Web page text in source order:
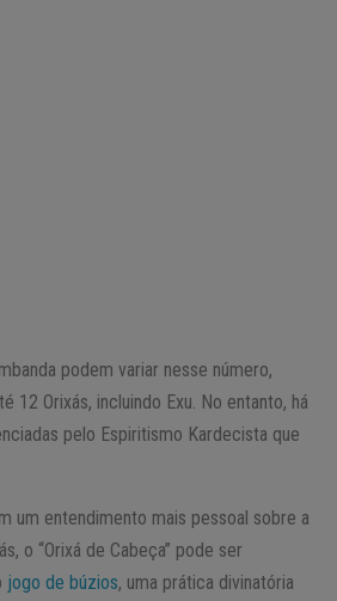
podem variar nesse número,
12 Orixás, incluindo Exu. No entanto, há
pelo Espiritismo Kardecista que
um entendimento mais pessoal sobre a
o “Orixá de Cabeça” pode ser
jogo de búzios, uma prática divinatória